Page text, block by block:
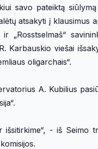
savo pateiktą siūlymą
atsakyti į klausimus
„Rosstselmaš“
viešai
oligarchais“.
A. Kubilius
- iš Seimo